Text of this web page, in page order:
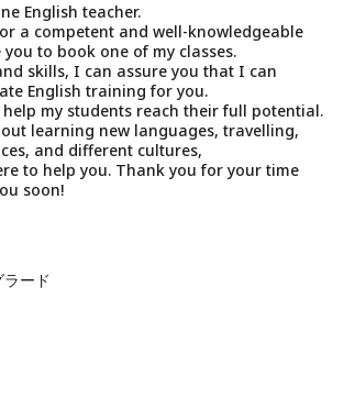
English teacher.
a competent and well-knowledgeable
to book one of my classes.
skills, I can assure you that I can
English training for you.
my students reach their full potential.
learning new languages, travelling,
and different cultures,
to help you. Thank you for your time
soon!
ード